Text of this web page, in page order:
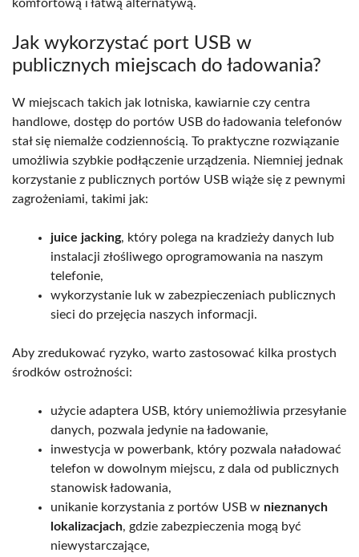
komfortową i łatwą alternatywą.
Jak wykorzystać port USB w
publicznych miejscach do ładowania?
W miejscach takich jak lotniska, kawiarnie czy centra
handlowe, dostęp do portów USB do ładowania telefonów
stał się niemalże codziennością. To praktyczne rozwiązanie
umożliwia szybkie podłączenie urządzenia. Niemniej jednak
korzystanie z publicznych portów USB wiąże się z pewnymi
zagrożeniami, takimi jak:
juice jacking, który polega na kradzieży danych lub
instalacji złośliwego oprogramowania na naszym
telefonie,
wykorzystanie luk w zabezpieczeniach publicznych
sieci do przejęcia naszych informacji.
Aby zredukować ryzyko, warto zastosować kilka prostych
środków ostrożności:
użycie adaptera USB, który uniemożliwia przesyłanie
danych, pozwala jedynie na ładowanie,
inwestycja w powerbank, który pozwala naładować
telefon w dowolnym miejscu, z dala od publicznych
stanowisk ładowania,
unikanie korzystania z portów USB w nieznanych
lokalizacjach, gdzie zabezpieczenia mogą być
niewystarczające,